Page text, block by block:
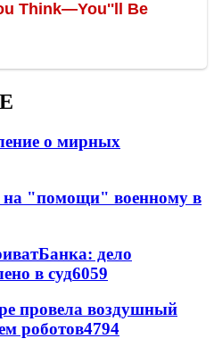
о мирных
"помощи" военному в
дело
в суд6059
провела воздушный
роботов4794